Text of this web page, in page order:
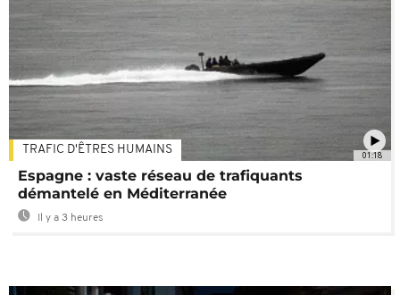
01:18
TRAFIC D'ÊTRES HUMAINS
Espagne : vaste réseau de trafiquants
démantelé en Méditerranée
Il y a 3 heures